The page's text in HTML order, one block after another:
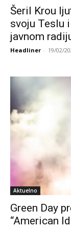
Šeril Krou
svoju Teslu
javnom
Headliner - 19/02/
Aktuelno
Green Day
“American